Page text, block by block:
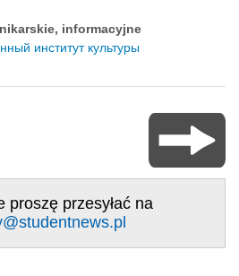
informacyjne
институт культуры
proszę przesyłać na